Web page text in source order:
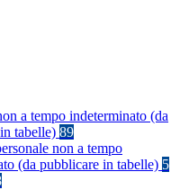
a tempo indeterminato (da
tabelle) 89
non a tempo
(da pubblicare in tabelle) 5